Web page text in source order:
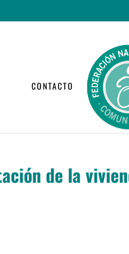
CONTACTO
de la